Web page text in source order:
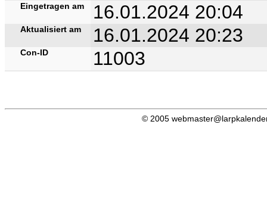
Eingetragen am 16.01.2024 20:04
Aktualisiert am 16.01.2024 20:23
Con-ID 11003
© 2005